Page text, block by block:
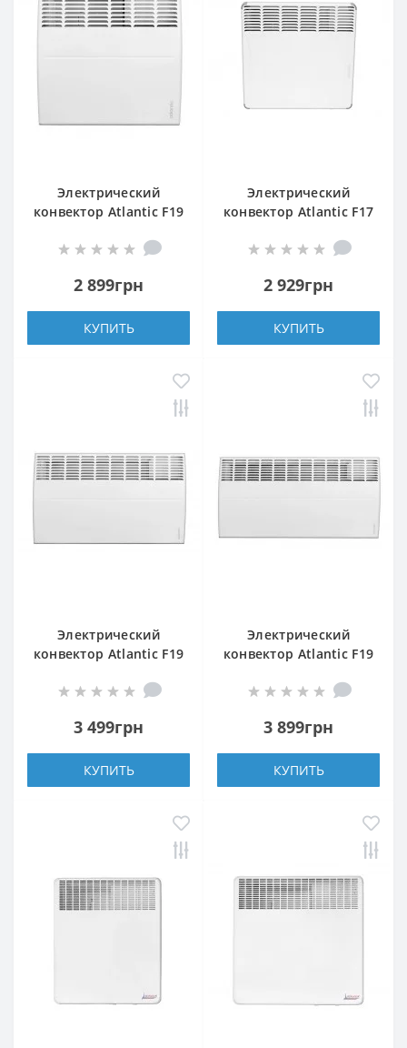
Электрический
конвектор Atlantic F19
1000W
2 899грн
КУПИТЬ
Электрический
конвектор Atlantic F17
Meca/M 1000W
2 929грн
КУПИТЬ
Электрический
конвектор Atlantic F19
2000W
3 499грн
КУПИТЬ
Электрический
конвектор Atlantic F19
2500W
3 899грн
КУПИТЬ